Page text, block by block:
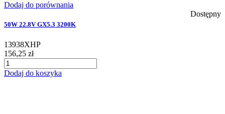
Dodaj do porównania
Dostępny
50W 22.8V GX5.3 3200K
13938XHP
156,25 zł
Dodaj do koszyka